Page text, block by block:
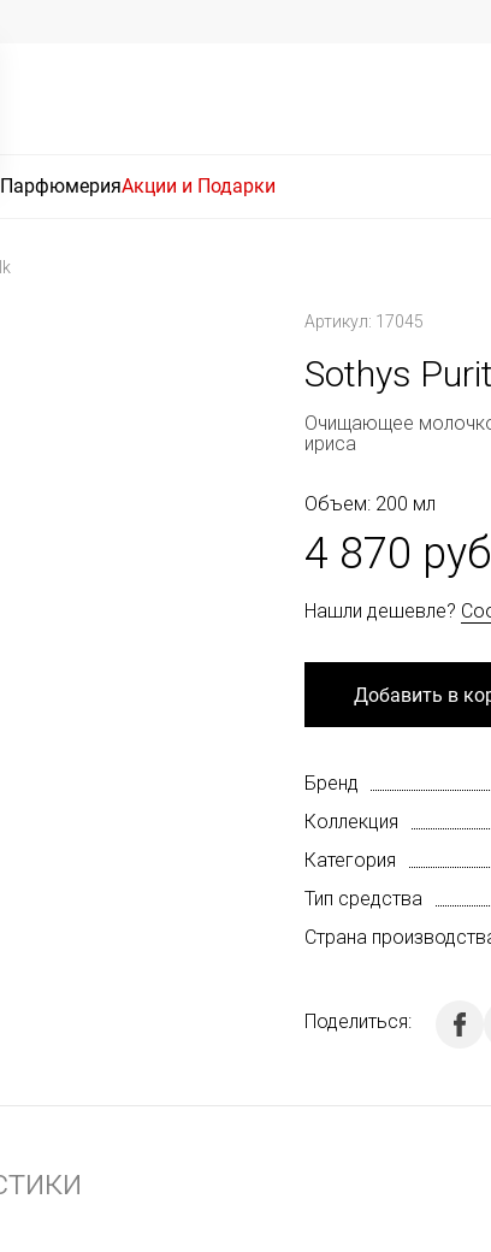
ПарфюмерияАкции и Подарки
Артикул: 17045
Sothys
Очищающее
ириса
Объем: 200 мл
4 870 руб
Нашли дешевле?
Добавить в
Бренд
Коллекция
Категория
Тип средства
Страна
Поделиться: